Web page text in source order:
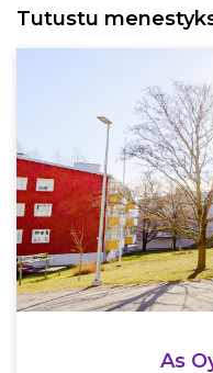
Tutustu
As